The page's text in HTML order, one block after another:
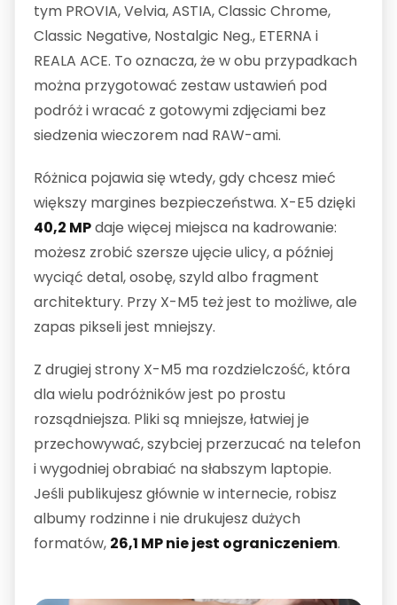
tym PROVIA, Velvia, ASTIA, Classic Chrome,
Classic Negative, Nostalgic Neg., ETERNA i
REALA ACE. To oznacza, że w obu przypadkach
można przygotować zestaw ustawień pod
podróż i wracać z gotowymi zdjęciami bez
siedzenia wieczorem nad RAW-ami.
Różnica pojawia się wtedy, gdy chcesz mieć
większy margines bezpieczeństwa. X-E5 dzięki
40,2 MPdaje więcej miejsca na kadrowanie:
możesz zrobić szersze ujęcie ulicy, a później
wyciąć detal, osobę, szyld albo fragment
architektury. Przy X-M5 też jest to możliwe, ale
zapas pikseli jest mniejszy.
Z drugiej strony X-M5 ma rozdzielczość, która
dla wielu podróżników jest po prostu
rozsądniejsza. Pliki są mniejsze, łatwiej je
przechowywać, szybciej przerzucać na telefon
i wygodniej obrabiać na słabszym laptopie.
Jeśli publikujesz głównie w internecie, robisz
albumy rodzinne i nie drukujesz dużych
formatów, 26,1 MP nie jest ograniczeniem.